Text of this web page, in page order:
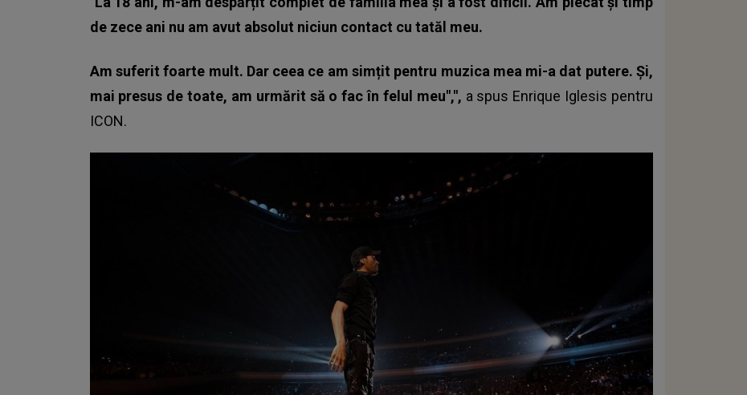
de zece ani nu am avut absolut niciun contact cu tatăl meu.
Am suferit foarte mult. Dar ceea ce am simțit pentru muzica mea mi-a dat putere. Și,
mai presus de toate, am urmărit să o fac în felul meu",", a spus Enrique Iglesis pentru
ICON.